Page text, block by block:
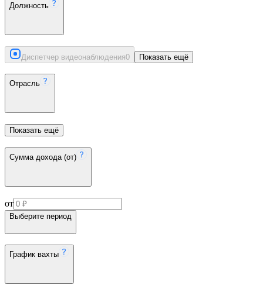
Должность
Диспетчер видеонаблюдения0 Показать ещё
Отрасль
Показать ещё
Сумма дохода (от)
от
Выберите период
График вахты